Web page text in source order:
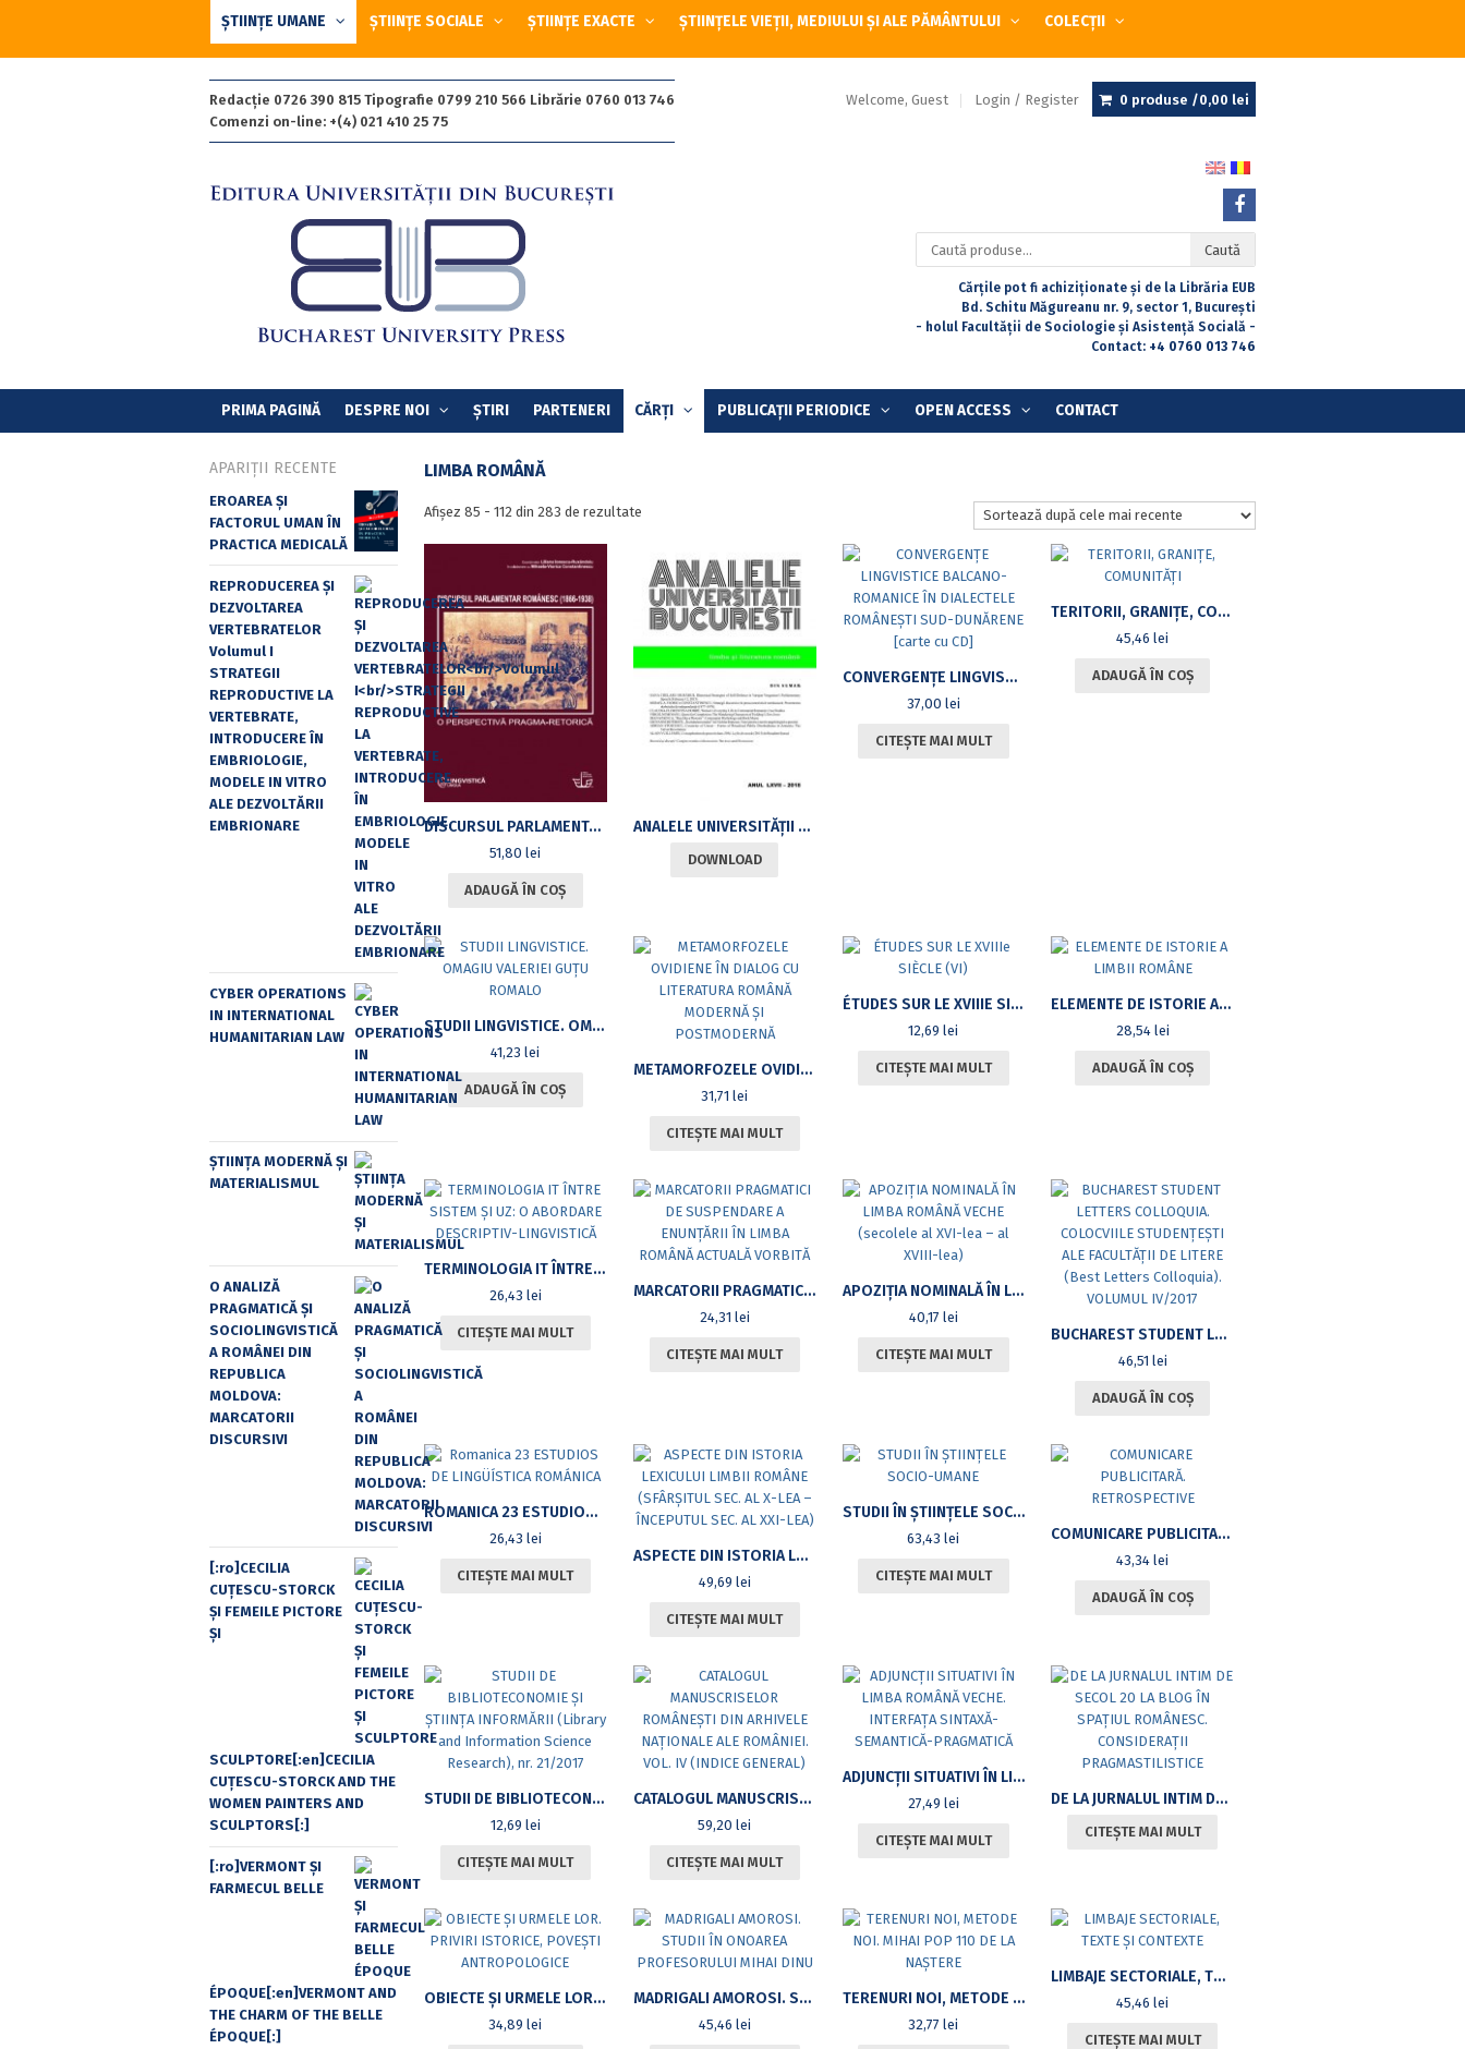
ȘTIINȚE UMANE ȘTIINȚE SOCIALE ȘTIINȚE EXACTE ȘTIINȚELE VIEȚII, MEDIULUI ȘI ALE PĂMÂNTULUI COLECȚII
Redacție 0726 390 815 Tipografie 0799 210 566 Librărie 0760 013 746
Comenzi on-line: +(4) 021 410 25 75
Welcome, Guest Login / Register 0 produse /0,00 lei
Caută
după:
Caută
Cărțile pot fi achiziționate și de la Librăria EUB
Bd. Schitu Măgureanu nr. 9, sector 1, București
- holul Facultății de Sociologie și Asistență Socială -
Contact: +4 0760 013 746
PRIMA PAGINĂ DESPRE NOI ȘTIRI PARTENERI CĂRȚI PUBLICAȚII PERIODICE OPEN ACCESS CONTACT
LIMBA ROMÂNĂ
Afișez 85 - 112 din 283 de rezultateSortat
mai
recente
DISCURSUL PARLAMENTAR ROMÂNESC (1866-1938): O PERSPECTIVĂ PRAGMA-RETORICĂ
51,80lei
ADAUGĂ ÎN COȘ
ANALELE UNIVERSITĂŢII DIN BUCUREŞTI – LIMBA ŞI LITERATURA ROMÂNĂ, ANUL LXVII – 2018
DOWNLOAD
CONVERGENŢE LINGVISTICE BALCANO-ROMANICE ÎN DIALECTELE ROMÂNEŞTI SUD-DUNĂRENE [CARTE CU CD]
37,00 lei
CITEȘTE MAI MULT
TERITORII, GRANIŢE, COMUNITĂŢI
45,46lei
ADAUGĂ ÎN COȘ
STUDII LINGVISTICE. OMAGIU VALERIEI GUŢU ROMALO
41,23lei
ADAUGĂ ÎN COȘ
METAMORFOZELE OVIDIENE ÎN DIALOG CU LITERATURA ROMÂNĂ MODERNĂ ŞI POSTMODERNĂ
31,71lei
CITEȘTE MAI MULT
ÉTUDES SUR LE XVIIIE SIÈCLE (VI)
12,69lei
CITEȘTE MAI MULT
ELEMENTE DE ISTORIE A LIMBII ROMÂNE
28,54 lei
ADAUGĂ ÎN COȘ
TERMINOLOGIA IT ÎNTRE SISTEM ȘI UZ: O ABORDARE DESCRIPTIV-LINGVISTICĂ
26,43 lei
CITEȘTE MAI MULT
MARCATORII PRAGMATICI DE SUSPENDARE A ENUNŢĂRII ÎN LIMBA ROMÂNĂ ACTUALĂ VORBITĂ
24,31 lei
CITEȘTE MAI MULT
APOZIŢIA NOMINALĂ ÎN LIMBA ROMÂNĂ VECHE (SECOLELE AL XVI-LEA – AL XVIII-LEA)
40,17 lei
CITEȘTE MAI MULT
BUCHAREST STUDENT LETTERS COLLOQUIA. COLOCVIILE STUDENŢEŞTI ALE FACULTĂŢII DE LITERE (BEST LETTERS COLLOQUIA). VOLUMUL IV/2017
46,51 lei
ADAUGĂ ÎN COȘ
ROMANICA 23 ESTUDIOS DE LINGÜÍSTICA ROMÁNICA
26,43 lei
CITEȘTE MAI MULT
ASPECTE DIN ISTORIA LEXICULUI LIMBII ROMÂNE (SFÂRŞITUL SEC. AL X-LEA – ÎNCEPUTUL SEC. AL XXI-LEA)
49,69 lei
CITEȘTE MAI MULT
STUDII ÎN ŞTIINŢELE SOCIO-UMANE
63,43lei
CITEȘTE MAI MULT
COMUNICARE PUBLICITARĂ. RETROSPECTIVE
43,34lei
ADAUGĂ ÎN COȘ
STUDII DE BIBLIOTECONOMIE ŞI ŞTIINŢA INFORMĂRII (LIBRARY AND INFORMATION SCIENCE RESEARCH), NR. 21/2017
12,69 lei
CITEȘTE MAI MULT
CATALOGUL MANUSCRISELOR ROMÂNEŞTI DIN ARHIVELE NAŢIONALE ALE ROMÂNIEI. VOL. IV (INDICE GENERAL)
59,20lei
CITEȘTE MAI MULT
ADJUNCŢII SITUATIVI ÎN LIMBA ROMÂNĂ VECHE. INTERFAŢA SINTAXĂ-SEMANTICĂ-PRAGMATICĂ
27,49 lei
CITEȘTE MAI MULT
DE LA JURNALUL INTIM DE SECOL 20 LA BLOG ÎN SPAŢIUL ROMÂNESC. CONSIDERAŢII PRAGMASTILISTICE
CITEȘTE MAI MULT
OBIECTE ŞI URMELE LOR. PRIVIRI ISTORICE, POVEŞTI ANTROPOLOGICE
34,89lei
MADRIGALI AMOROSI. STUDII ÎN ONOAREA PROFESORULUI MIHAI DINU
45,46 lei
TERENURI NOI, METODE NOI. MIHAI POP 110 DE LA NAŞTERE
32,77lei
LIMBAJE SECTORIALE, TEXTE ŞI CONTEXTE
45,46lei
CITEȘTE MAI MULT
APARIȚII RECENTE
EROAREA ȘI
FACTORUL UMAN ÎN
PRACTICA MEDICALĂ
REPRODUCEREA ȘI
DEZVOLTAREA
VERTEBRATELOR
Volumul I
STRATEGII
REPRODUCTIVE LA
VERTEBRATE,
INTRODUCERE ÎN
EMBRIOLOGIE,
MODELE IN VITRO
ALE DEZVOLTĂRII
EMBRIONARE
CYBER OPERATIONS
IN INTERNATIONAL
HUMANITARIAN LAW
ȘTIINȚA MODERNĂ ȘI
MATERIALISMUL
O ANALIZĂ
PRAGMATICĂ ȘI
SOCIOLINGVISTICĂ
A ROMÂNEI DIN
REPUBLICA
MOLDOVA:
MARCATORII
DISCURSIVI
[:ro]CECILIA
CUŢESCU-STORCK
ŞI FEMEILE PICTORE
ŞI
SCULPTORE[:en]CECILIA
CUŢESCU-STORCK AND THE
WOMEN PAINTERS AND
SCULPTORS[:]
[:ro]VERMONT ȘI
FARMECUL BELLE
ÉPOQUE[:en]VERMONT AND
THE CHARM OF THE BELLE
ÉPOQUE[:]